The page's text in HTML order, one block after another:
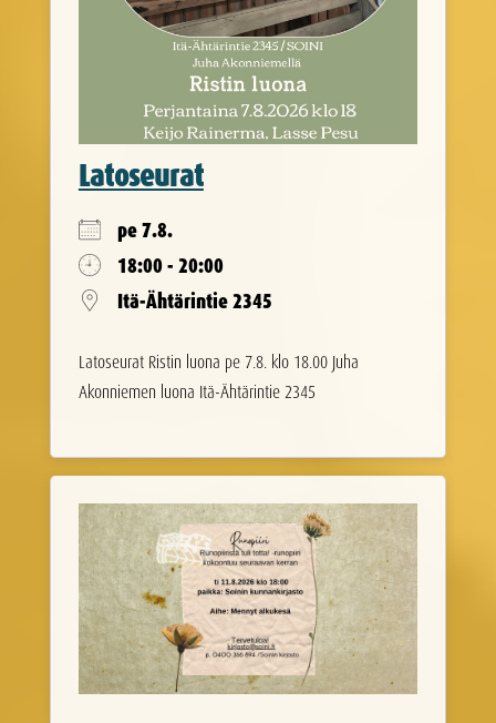
Latoseurat
pe 7.8.
18:00 - 20:00
Itä-Ähtärintie 2345
Latoseurat Ristin luona pe 7.8. klo 18.00 Juha
Akonniemen luona Itä-Ähtärintie 2345